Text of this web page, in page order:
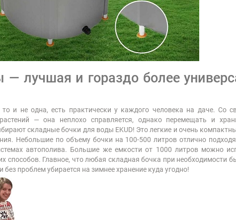
лучшая и гораздо более
и не одна, есть практически у каждого человека на даче. Со
— она неплохо справляется, однако перемещать и
складные бочки для воды EKUD! Это легкие и очень
Небольшие по объему бочки на 100-500 литров отлично
автополива. Большие же емкости от 1000 литров можно
способов. Главное, что любая складная бочка при необходимости
проблем убирается на зимнее хранение куда угодно!